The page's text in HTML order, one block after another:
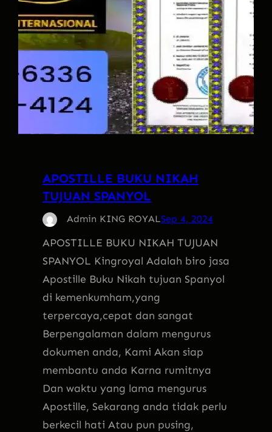
APOSTILLE BUKU NIKAH
TUJUAN SPANYOL
Admin KING ROYALSep 4, 2024
APOSTILLE BUKU NIKAH TUJUAN
SPANYOL Kingroyal Adalah biro jasa
Apostille Buku Nikah tujuan Spanyol
di kemenkumham,yang
terpercaya,cepat dan sangat
Berpengalaman dalam mengurus
dokumen anda, Kami Akan siap
membantu anda Karna rumitnya
Dan waktu yang lama mengurus
Apostille, Sekarang anda tidak perlu
berkecil hati Atau pun pusing,